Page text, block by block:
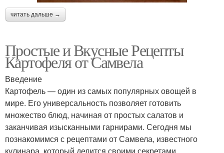
читать дальше →
Простые и Вкусные Рецепты
Картофеля от Самвела
Введение
Картофель — один из самых популярных овощей в
мире. Его универсальность позволяет готовить
множество блюд, начиная от простых салатов и
заканчивая изысканными гарнирами. Сегодня мы
познакомимся с рецептами от Самвела, известного
кулинара, который делится своими секретами